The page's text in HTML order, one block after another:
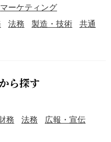
マーケティング
法務 製造・技術
共通
ら探す
務 法務
広報・宣伝